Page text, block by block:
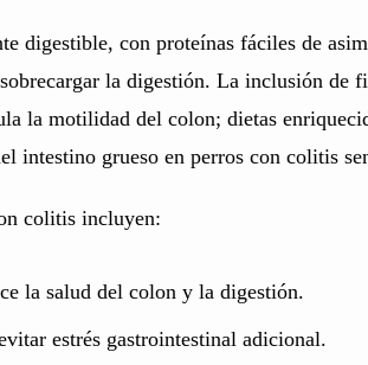
digestible, con proteínas fáciles de
la digestión. La inclusión de
la motilidad del colon; dietas
intestino grueso en perros con colitis
colitis incluyen:
la salud del colon y la digestión.
estrés gastrointestinal adicional.